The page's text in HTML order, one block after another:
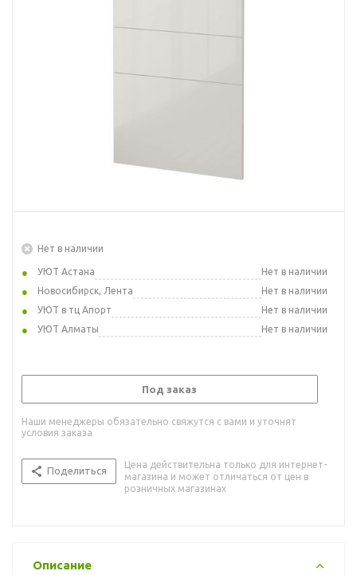
Нет в наличии
УЮТ Астана
Нет в наличии
Новосибирск, Лента
Нет в наличии
УЮТ в тц Апорт
Нет в наличии
УЮТ Алматы
Нет в наличии
Под заказ
Наши менеджеры обязательно свяжутся с вами и уточнят
условия заказа
Поделиться
Цена действительна только для интернет-
магазина и может отличаться от цен в
розничных магазинах
Описание